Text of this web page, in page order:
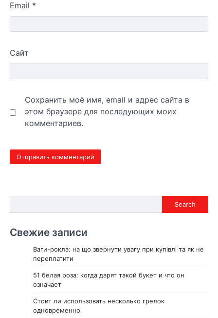
Email *
Сайт
Сохранить моё имя, email и адрес сайта в
этом браузере для последующих моих
комментариев.
Search
Свежие записи
Ваги-рокла: на що звернути увагу при купівлі та як не
переплатити
51 белая роза: когда дарят такой букет и что он
означает
Стоит ли использовать несколько грелок
одновременно